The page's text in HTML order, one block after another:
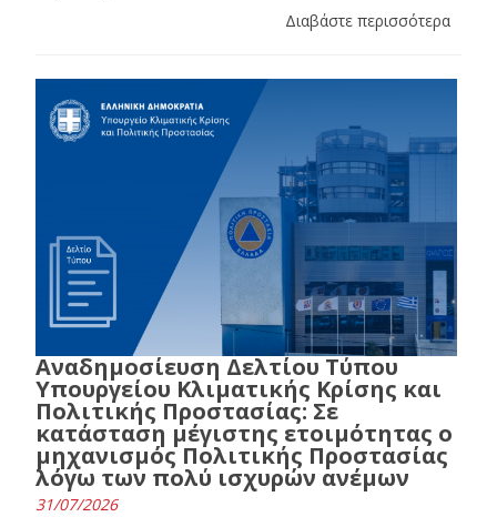
Διαβάστε περισσότερα
Αναδημοσίευση Δελτίου Τύπου
Υπουργείου Κλιματικής Κρίσης και
Πολιτικής Προστασίας: Σε
κατάσταση μέγιστης ετοιμότητας ο
μηχανισμός Πολιτικής Προστασίας
λόγω των πολύ ισχυρών ανέμων
31/07/2026